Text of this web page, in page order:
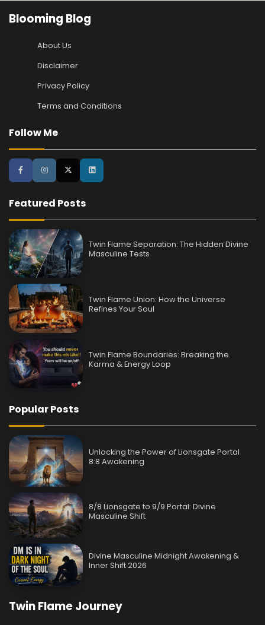
Blooming Blog
About Us
Disclaimer
Privacy Policy
Terms and Conditions
Follow Me
Featured Posts
Twin Flame Separation: The Hidden Divine
Masculine Tests
Twin Flame Union: How the Universe
Refines Your Soul
Twin Flame Boundaries: Breaking the
Karma & Energy Loop
Popular Posts
Unlocking the Power of Lionsgate Portal
8:8 Awakening
8/8 Lionsgate to 9/9 Portal: Divine
Masculine Shift
Divine Masculine Midnight Awakening &
Inner Shift 2026
Twin Flame Journey